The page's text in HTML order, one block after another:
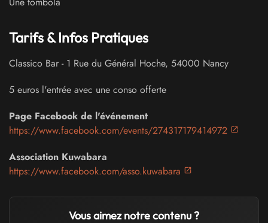
Tarifs & Infos Pratiques
Classico Bar - 1 Rue du Général Hoche, 54000 Nancy
5 euros l'entrée avec une conso offerte
Page Facebook de l'événement
https://www.facebook.com/events/274317179414972
Association Kuwabara
https://www.facebook.com/asso.kuwabara
Vous aimez notre contenu ?